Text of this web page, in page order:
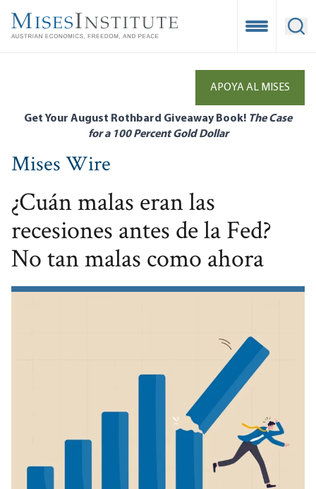
main
Open
APOYA AL MISES
Get Your August Rothbard Giveaway Book! The Case
for a 100 Percent Gold Dollar
Mises Wire
¿Cuán malas eran las
recesiones antes de la Fed?
No tan malas como ahora